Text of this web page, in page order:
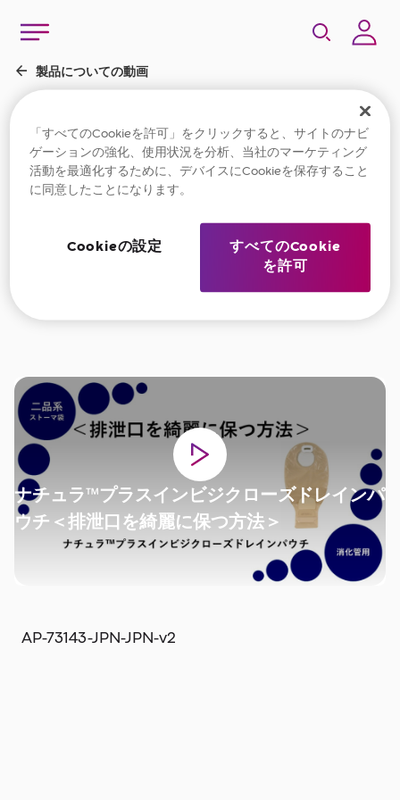
ナチュラ™プラスイン
ビジクローズドレイン
に保つ方法＞
ナチュラ™プラスインビジクローズドレインパ
ウチ＜排泄口を綺麗に保つ方法＞
AP-73143-JPN-JPN-v2
「すべてのCookieを許可」をクリックすると、サイトのナビ
ゲーションの強化、使用状況を分析、当社のマーケティング
活動を最適化するために、デバイスにCookieを保存すること
に同意したことになります。
すべてのCookie
を許可
Cookieの設定